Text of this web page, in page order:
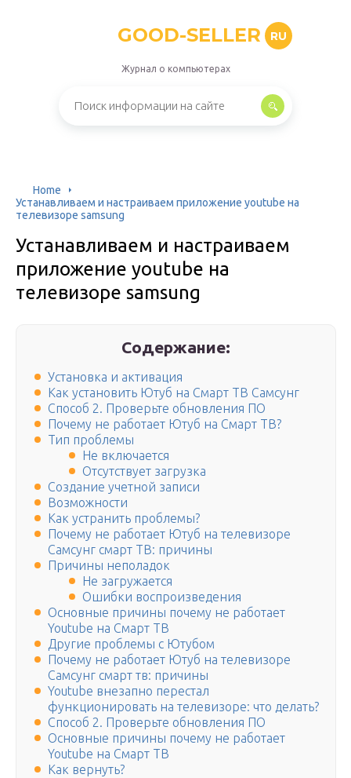
GOOD-SELLER RU
Журнал о компьютерах
Home
Устанавливаем и настраиваем приложение youtube на
телевизоре samsung
Устанавливаем и настраиваем
приложение youtube на
телевизоре samsung
Содержание:
Установка и активация
Как установить Ютуб на Смарт ТВ Самсунг
Способ 2. Проверьте обновления ПО
Почему не работает Ютуб на Смарт ТВ?
Тип проблемы
Не включается
Отсутствует загрузка
Создание учетной записи
Возможности
Как устранить проблемы?
Почему не работает Ютуб на телевизоре
Самсунг смарт ТВ: причины
Причины неполадок
Не загружается
Ошибки воспроизведения
Основные причины почему не работает
Youtube на Смарт ТВ
Другие проблемы с Ютубом
Почему не работает Ютуб на телевизоре
Самсунг смарт тв: причины
Youtube внезапно перестал
функционировать на телевизоре: что делать?
Способ 2. Проверьте обновления ПО
Основные причины почему не работает
Youtube на Смарт ТВ
Как вернуть?